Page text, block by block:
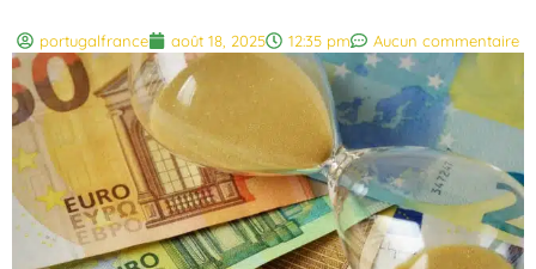
portugalfrance août 18, 2025 12:35 pm Aucun commentaire